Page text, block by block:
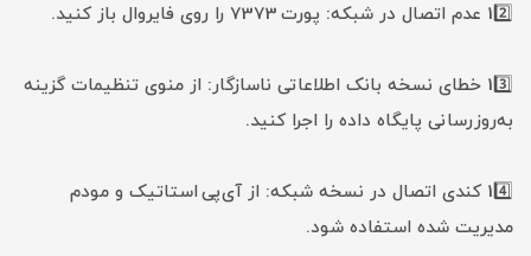
12️⃣ عدم اتصال در شبکه: پورت 7373 را روی فایروال باز کنید.
13️⃣ خطای نسخه بانک اطلاعاتی ناسازگار: از منوی تنظیمات گزینه
به‌روزرسانی پایگاه داده را اجرا کنید.
14️⃣ کندی اتصال در نسخه شبکه: از آی‌پی استاتیک و مودم
مدیریت شده استفاده شود.